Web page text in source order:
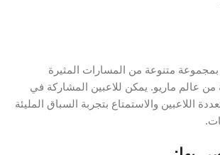
تتميز ماريو كارت 8 بمجموعة متنوعة من المسارات المثيرة
من عالم ماريو. يمكن للاعبين المشاركة في
اللاعبين والاستمتاع بتجربة السباق المليئة